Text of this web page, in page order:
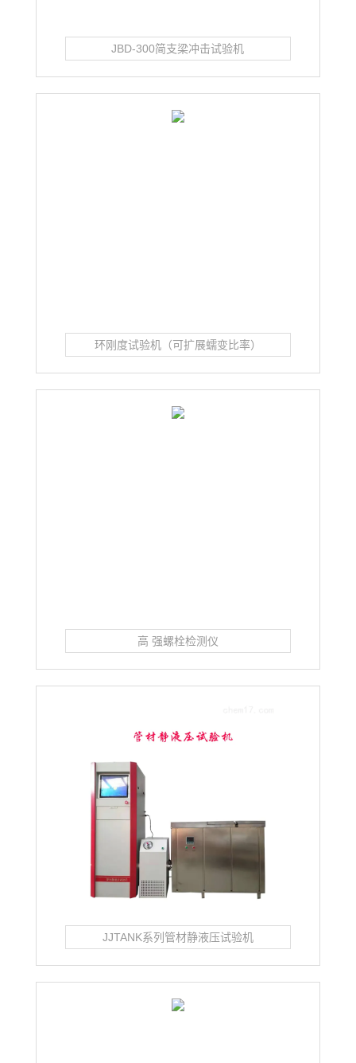
JBD-300简支梁冲击试验机
环刚度试验机（可扩展蠕变比率）
高 强螺栓检测仪
JJTANK系列管材静液压试验机